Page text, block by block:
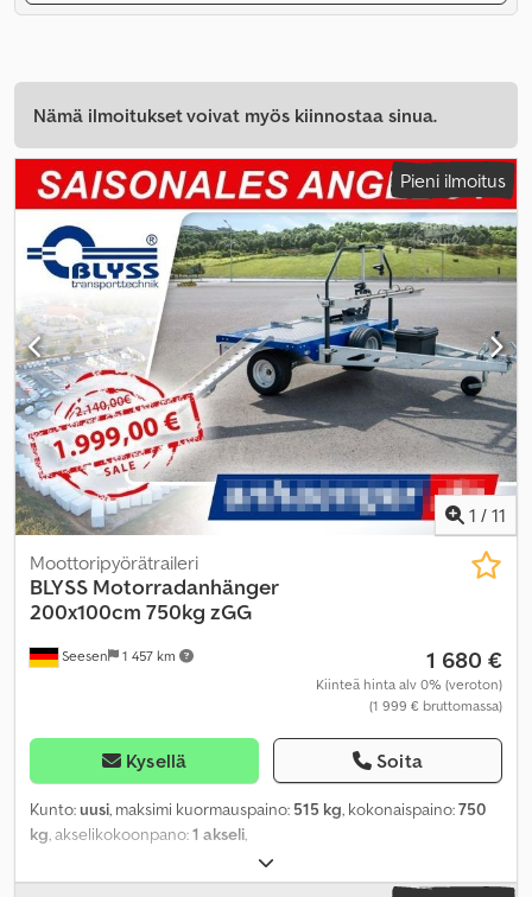
Nämä ilmoitukset voivat myös kiinnostaa sinua.
Pieni ilmoitus
1 / 11
Seesen 1 457 km
Moottoripyörätraileri
BLYSS Motorradanhänger
200x100cm 750kg zGG
1 680 €
Kiinteä hinta alv 0% (veroton)
(1 999 € bruttomassa)
Kysellä Soita
Kunto:uusi, maksimi kuormauspaino: 515 kg, kokonaispaino:750
kg , akselikokoonpano:1 akseli